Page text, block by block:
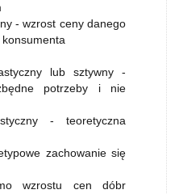
- wzrost ceny danego
lub sztywny -
potrzeby i nie
- teoretyczna
zachowanie się
wzrostu cen dóbr